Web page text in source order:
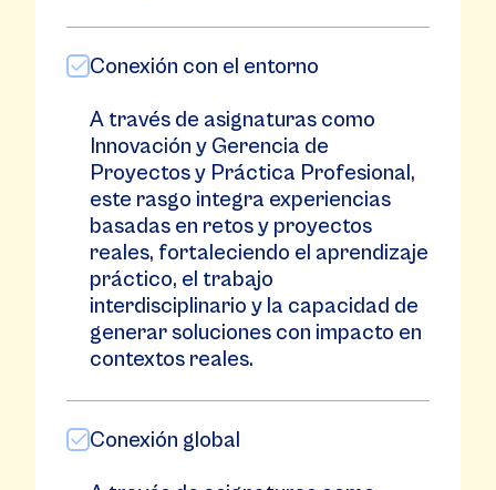
Conexión con el entorno
A través de asignaturas como
Innovación y Gerencia de
Proyectos y Práctica Profesional,
este rasgo integra experiencias
basadas en retos y proyectos
reales, fortaleciendo el aprendizaje
práctico, el trabajo
interdisciplinario y la capacidad de
generar soluciones con impacto en
contextos reales.
Conexión global